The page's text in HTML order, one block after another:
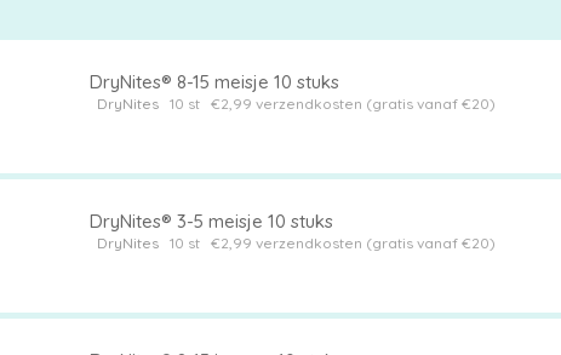
DryNites® 8-15 meisje 10 stuks
DryNites10 st €2,99 verzendkosten (gratis vanaf €20)
DryNites® 3-5 meisje 10 stuks
DryNites10 st €2,99 verzendkosten (gratis vanaf €20)